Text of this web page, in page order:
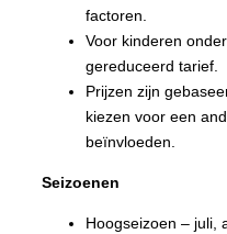
factoren.
Voor kinderen
gereduceerd tarief.
Prijzen zijn
kiezen voor een
beïnvloeden.
Seizoenen
Hoogseizoen – juli,